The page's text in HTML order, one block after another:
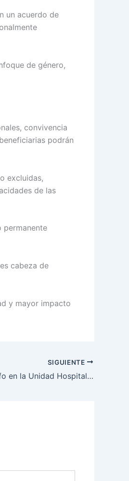
un acuerdo de
de género,
convivencia
podrán
excluidas,
de las
permanente
cabeza de
y mayor impacto
SIGUIENTE
Metrosalud instala primer tomógrafo en la Unidad Hospitalaria de Belén